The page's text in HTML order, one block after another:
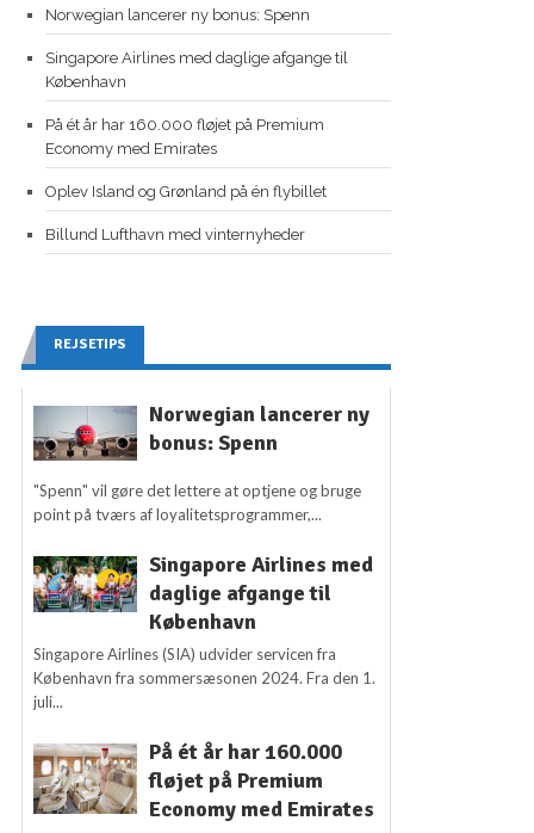
Norwegian lancerer ny bonus: Spenn
Singapore Airlines med daglige afgange til
København
På ét år har 160.000 fløjet på Premium
Economy med Emirates
Oplev Island og Grønland på én flybillet
Billund Lufthavn med vinternyheder
REJSETIPS
Norwegian lancerer ny
bonus: Spenn
"Spenn" vil gøre det lettere at optjene og bruge
point på tværs af loyalitetsprogrammer,...
Singapore Airlines med
daglige afgange til
København
Singapore Airlines (SIA) udvider servicen fra
København fra sommersæsonen 2024. Fra den 1.
juli...
På ét år har 160.000
fløjet på Premium
Economy med Emirates